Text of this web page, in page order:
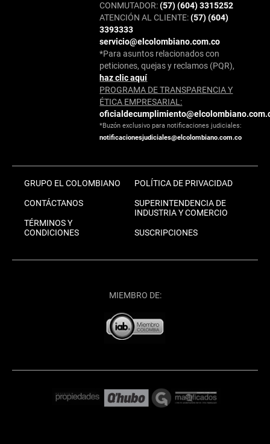
CONMUTADOR:(57) (604) 3315252
ATENCIÓN AL CLIENTE:(57) (604)
3393333
servicio@elcolombiano.com.co
*Para asuntos relacionados con
peticiones, quejas y reclamos (PQR),
haz clic aquí
PROGRAMA DE TRANSPARENCIA Y
ÉTICA EMPRESARIAL:
*Buzón exclusivo para notificaciones judiciales:
notificacionesjudiciales@elcolombiano.com.co
GRUPO EL COLOMBIANO
CONTÁCTANOS
TÉRMINOS Y
CONDICIONES
POLÍTICA DE PRIVACIDAD
SUPERINTENDENCIA DE
INDUSTRIA Y COMERCIO
SUSCRIPCIONES
MIEMBRO DE: